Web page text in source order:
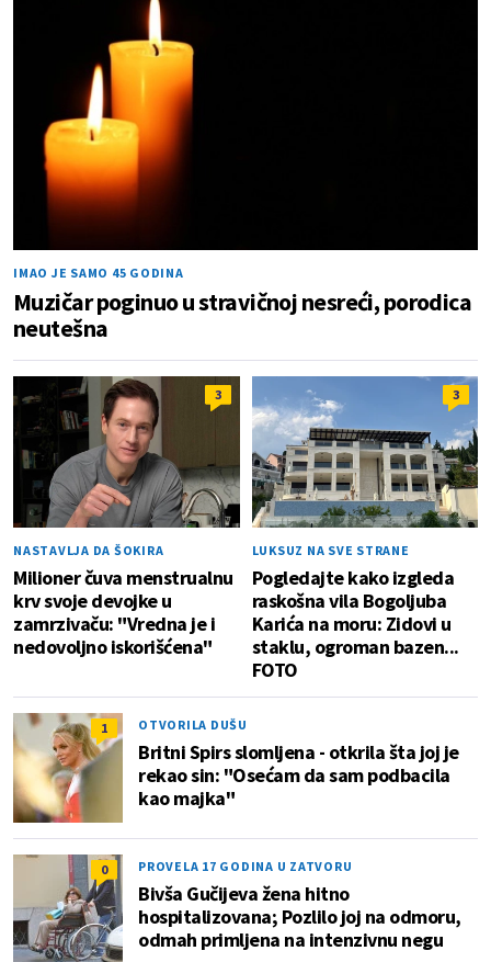
IMAO JE SAMO 45 GODINA
Muzičar poginuo u stravičnoj nesreći, porodica
neutešna
3
NASTAVLJA DA ŠOKIRA
Milioner čuva menstrualnu
krv svoje devojke u
zamrzivaču: "Vredna je i
nedovoljno iskorišćena"
3
LUKSUZ NA SVE STRANE
Pogledajte kako izgleda
raskošna vila Bogoljuba
Karića na moru: Zidovi u
staklu, ogroman bazen...
FOTO
1 OTVORILA DUŠU
Britni Spirs slomljena - otkrila šta joj je
rekao sin: "Osećam da sam podbacila
kao majka"
0 PROVELA 17 GODINA U ZATVORU
Bivša Gučijeva žena hitno
hospitalizovana; Pozlilo joj na odmoru,
odmah primljena na intenzivnu negu